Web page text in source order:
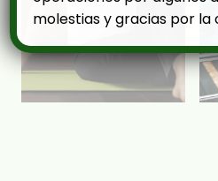
molestias y gracias por la